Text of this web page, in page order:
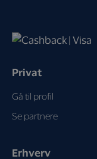
Privat
Gå til profil
Se partnere
Erhverv